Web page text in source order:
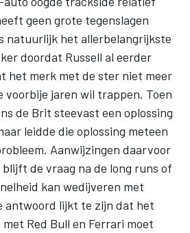
geen grote tegenslagen
natuurlijk het allerbelangrijkste
doordat Russell al eerder
het merk met de ster niet meer
voorbije jaren wil trappen. Toen
de Brit steevast een oplossing
leidde die oplossing meteen
Aanwijzingen daarvoor
de vraag na de long runs of
kan wedijveren met
antwoord lijkt te zijn dat het
Red Bull en Ferrari moet